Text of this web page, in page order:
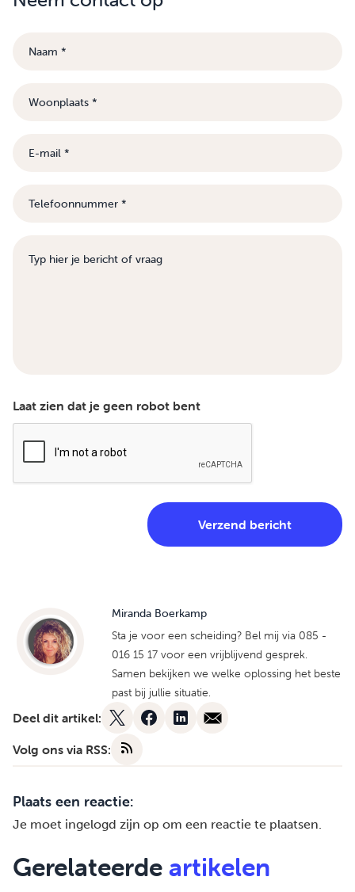
Laat zien dat je geen robot bent
Miranda Boerkamp
Sta je voor een scheiding? Bel mij via 085 -
016 15 17 voor een vrijblijvend gesprek.
Samen bekijken we welke oplossing het beste
past bij jullie situatie.
Deel dit artikel:
Volg ons via RSS:
Plaats een reactie:
Je moet ingelogd zijn op om een reactie te plaatsen.
Gerelateerde artikelen